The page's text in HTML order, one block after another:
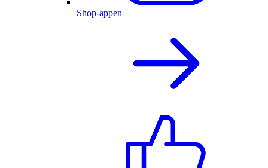
Shop-appen